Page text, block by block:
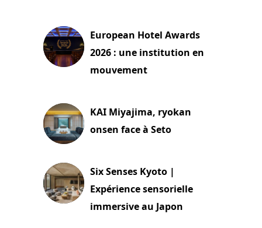
European Hotel Awards
2026 : une institution en
mouvement
KAI Miyajima, ryokan
onsen face à Seto
Six Senses Kyoto |
Expérience sensorielle
immersive au Japon